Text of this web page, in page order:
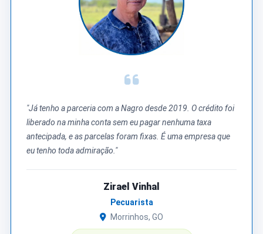
"Já tenho a parceria com a Nagro desde 2019. O crédito foi
liberado na minha conta sem eu pagar nenhuma taxa
antecipada, e as parcelas foram fixas. É uma empresa que
eu tenho toda admiração."
Zirael Vinhal
Pecuarista
Morrinhos, GO